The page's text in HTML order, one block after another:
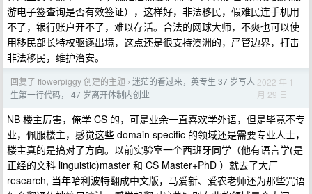
游电子签查询是否有效签证），这样好，非法移民，假难民连手机用
不了，银行账户开不了，难以存活。合法的网球大师，不爽也可以使
用移民部长特权驱逐出境，这点还是很支持澳洲的，严管边界，打击
非法移民，维护治安。
回复了 flowerpiggy 创建的主题 › 迷茫的看过来，英专生 37 岁写人
生第一行代码， 47 岁离开体制内创业
2022 年 1
月 29 日
NB 楼主厉害，俺学 CS 的，可是业余一直喜欢学外语，但是毕竟不专
业，佩服楼主，感觉这些 domain specific 的领域还是需要专业人士，
楼主真的是搞对了方向。以前实验室一个西班牙同学（他有语言学(是
正经的文科 linguistic)master 和 CS Master+PhD ）就去了大厂
research, 当年哈利波特翻成中文版，马爱新、爱农老师还为那些咒语